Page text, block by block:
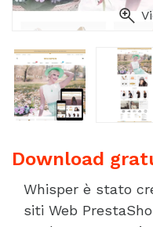
Download
Whisper è stato
siti Web